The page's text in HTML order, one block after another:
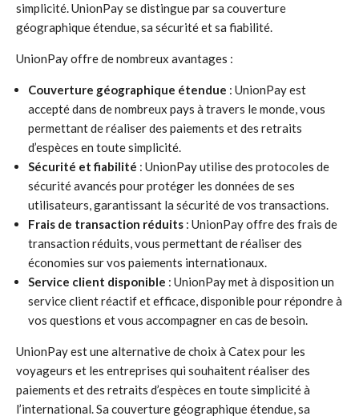
simplicité. UnionPay se distingue par sa couverture
géographique étendue, sa sécurité et sa fiabilité.
UnionPay offre de nombreux avantages :
Couverture géographique étendue : UnionPay est
accepté dans de nombreux pays à travers le monde, vous
permettant de réaliser des paiements et des retraits
d’espèces en toute simplicité.
Sécurité et fiabilité : UnionPay utilise des protocoles de
sécurité avancés pour protéger les données de ses
utilisateurs, garantissant la sécurité de vos transactions.
Frais de transaction réduits : UnionPay offre des frais de
transaction réduits, vous permettant de réaliser des
économies sur vos paiements internationaux.
Service client disponible : UnionPay met à disposition un
service client réactif et efficace, disponible pour répondre à
vos questions et vous accompagner en cas de besoin.
UnionPay est une alternative de choix à Catex pour les
voyageurs et les entreprises qui souhaitent réaliser des
paiements et des retraits d’espèces en toute simplicité à
l’international. Sa couverture géographique étendue, sa